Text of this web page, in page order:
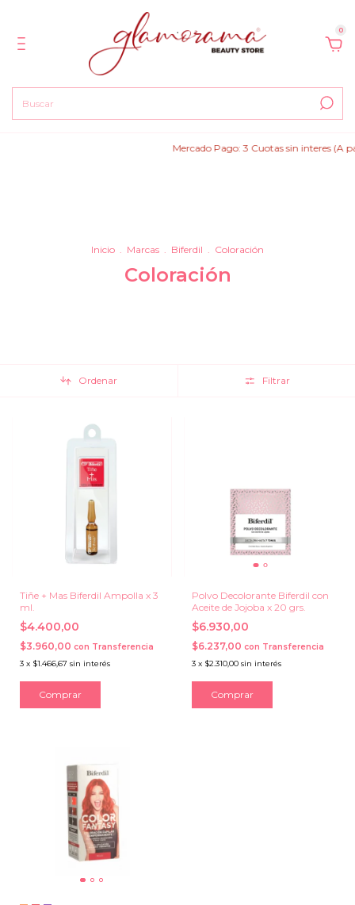
0
Mercado Pago: 3 Cuotas sin interes (A
Inicio . Marcas . Biferdil . Coloración
Coloración
Ordenar Filtrar
Tiñe + Mas Biferdil Ampolla x 3
ml.
$4.400,00
$3.960,00 con Transferencia
3 x $1.466,67 sin interés
Polvo Decolorante Biferdil con
Aceite de Jojoba x 20 grs.
$6.930,00
$6.237,00 con Transferencia
3 x $2.310,00 sin interés